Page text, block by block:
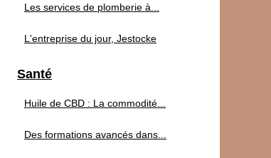
Les services de plomberie à...
L'entreprise du jour, Jestocke
Santé
Huile de CBD : La commodité...
Des formations avancés dans...